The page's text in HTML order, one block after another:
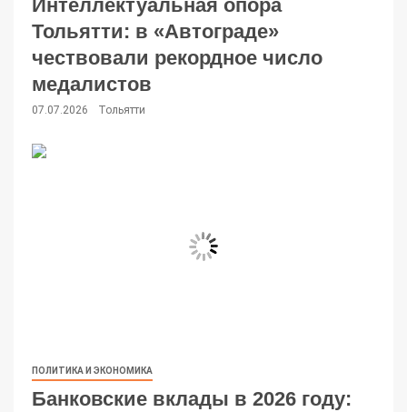
Интеллектуальная опора
Тольятти: в «Автограде»
чествовали рекордное число
медалистов
07.07.2026 Тольятти
ПОЛИТИКА И ЭКОНОМИКА
Банковские вклады в 2026 году: